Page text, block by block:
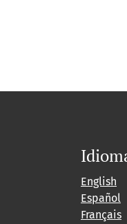
English
Español
Français